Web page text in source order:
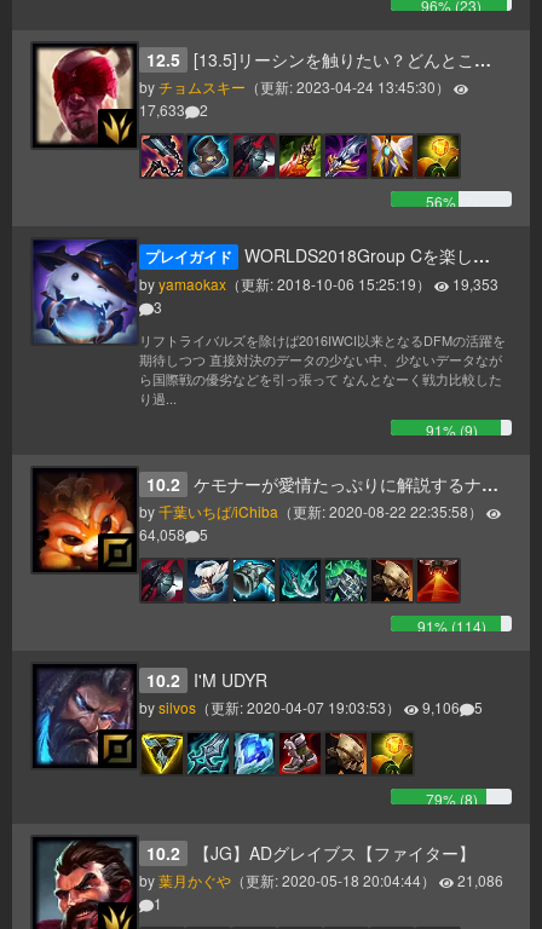
96% (23)
12.5 [13.5]リーシンを触りたい？どんとこい！
byチョムスキー （更新:2023-04-24 13:45:30）
17,633
2
56% (
プレイガイド WORLDS2018Group Cを楽しむためのデータまとめ視聴ガイド
byyamaokax （更新:2018-10-06 15:25:19）
19,353
3
リフトライバルズを除けば2016IWCI以来となるDFMの活躍を
期待しつつ 直接対決のデータの少ない中、少ないデータなが
ら国際戦の優劣などを引っ張って なんとなーく戦力比較した
り過...
91% (9)
10.2 ケモナーが愛情たっぷりに解説するナーの入門ガイド
by千葉いちば/iChiba （更新:2020-08-22 22:35:58）
64,058
5
91% (114)
10.2 I'M UDYR
bysilvos （更新:2020-04-07 19:03:53） 9,106 5
79% (8)
10.2 【JG】ADグレイブス【ファイター】
by葉月かぐや （更新:2020-05-18 20:04:44）
21,086
1